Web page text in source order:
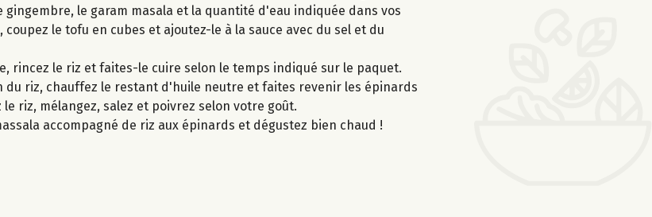
le garam masala et la quantité d'eau indiquée dans vos
le tofu en cubes et ajoutez-le à la sauce avec du sel et du
rincez le riz et faites-le cuire selon le temps indiqué sur le paquet.
du riz, chauffez le restant d'huile neutre et faites revenir les épinards
riz, mélangez, salez et poivrez selon votre goût.
accompagné de riz aux épinards et dégustez bien chaud !